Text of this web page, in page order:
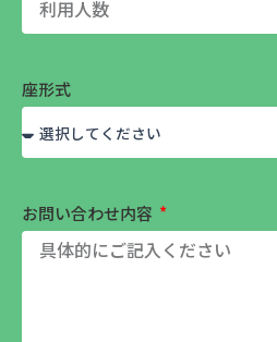
座形式
お問い合わせ内容